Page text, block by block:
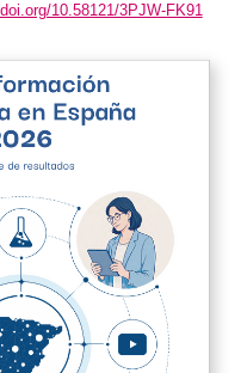
10.58121/3PJW-FK91